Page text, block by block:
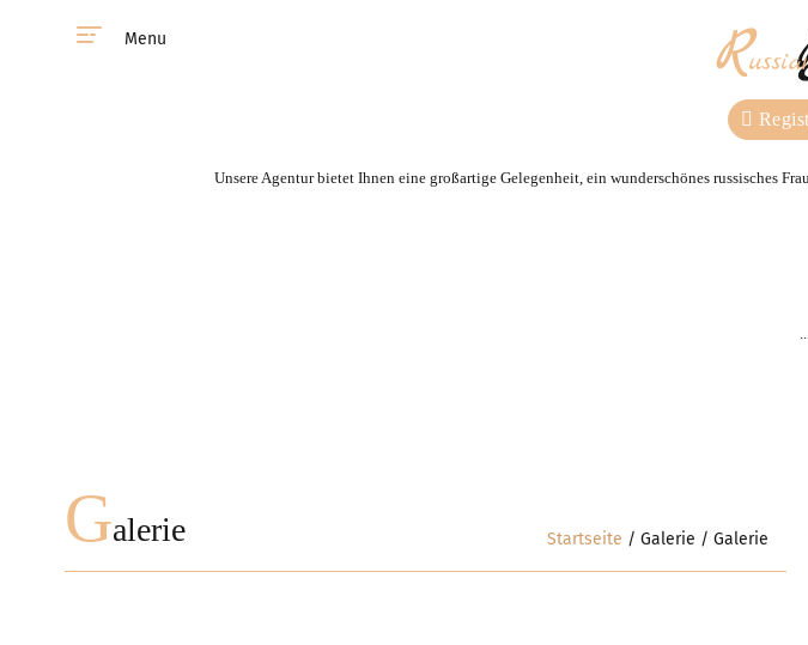
Menu
Unsere Agentur bietet Ihnen eine großartige Gelegenheit, ein wunderschönes russisches
Galerie Startseite Galerie Galerie